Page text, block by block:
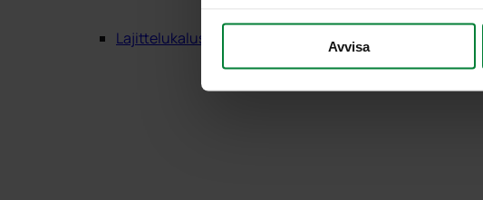
Avvisa
Lajittelukalusteet Puu